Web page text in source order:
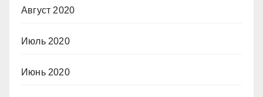
Август 2020
Июль 2020
Июнь 2020